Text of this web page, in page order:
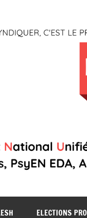
ELECTIONS PRO